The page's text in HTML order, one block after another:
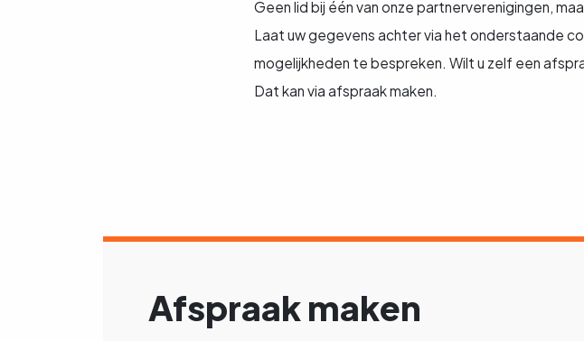
Geen lid bij één van onze partnerverenigingen,
Laat uw gegevens achter via het onderstaande
mogelijkheden te bespreken. Wilt u zelf een
Dat kan via afspraak maken.
Afspraak maken